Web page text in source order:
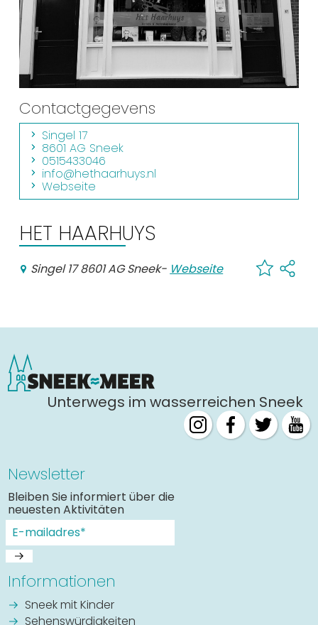
Veranstaltungskalender
Häufig besuchte Seiten:
Stadtplan
Sneek mit Kinder
VVV Sneek
Drahtloses Internet
Sehenswürdigkeiten
Contactgegevens
Singel 17
8601 AG Sneek
0515433046
info@hethaarhuys.nl
Webseite
HET HAARHUYS
Singel 17 8601 AG Sneek- Webseite
Unterwegs im wasserreichen Sneek
Newsletter
Bleiben Sie informiert über die
neuesten Aktivitäten
Informationen
Sneek mit Kinder
Sehenswürdigkeiten